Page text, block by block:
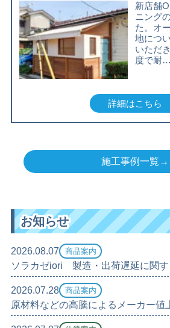
新店舗
ニング
た。オ
地につ
いただ
度で耐…
詳細はこちら
施工事例一覧→
お知らせ
2026.08.07 商品案内
ソラカゼiori 製造・出荷遅延に関す
2026.07.28 商品案内
原材料などの高騰によるメーカー値